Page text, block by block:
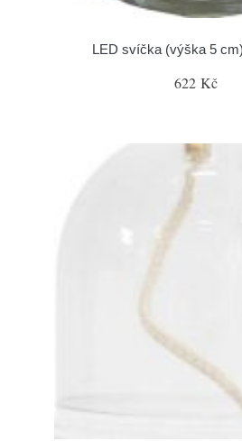
LED svíčka (výška 5
622 Kč